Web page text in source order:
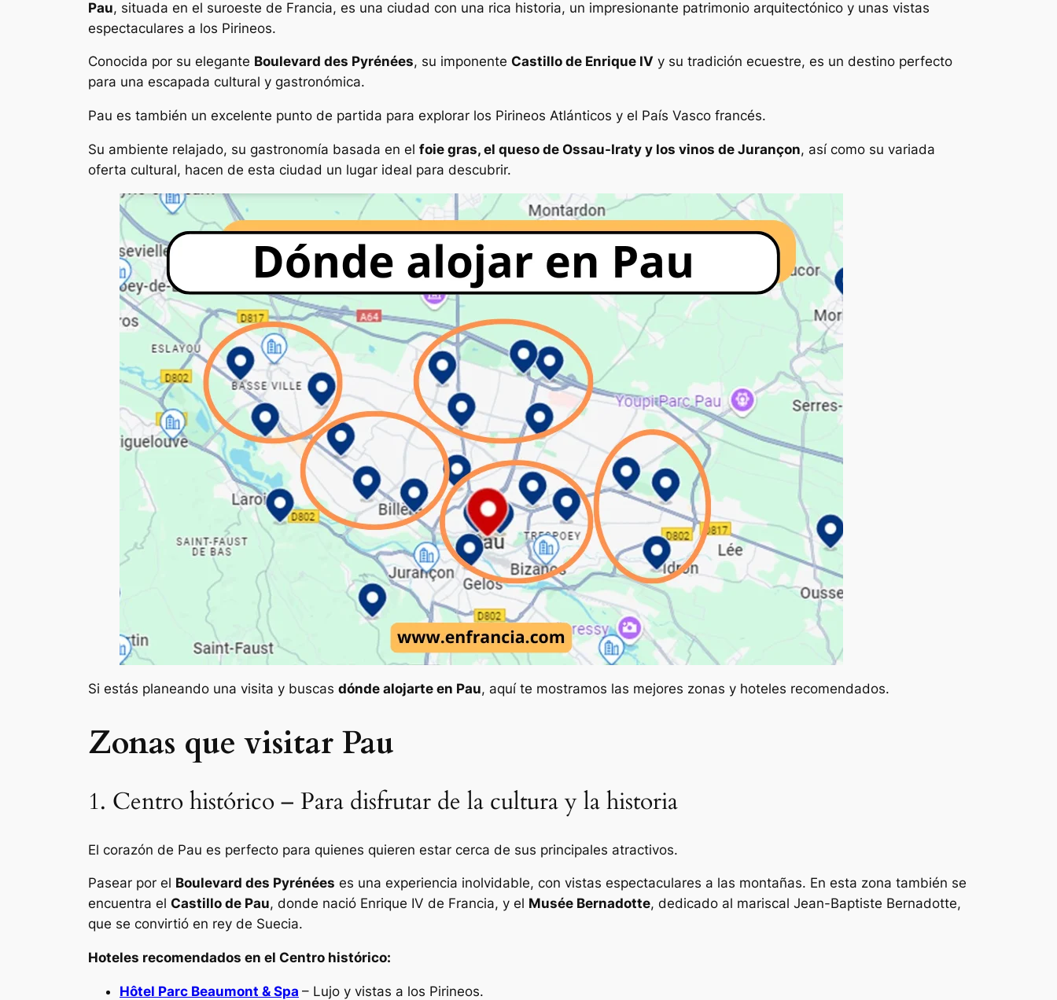
Pau, situada en el suroeste de Francia, es una ciudad con una rica historia, un impresionante patrimonio arquitectónico y unas vistas
espectaculares a los Pirineos.
Conocida por su elegante Boulevard des Pyrénées, su imponente Castillo de Enrique IV y su tradición ecuestre, es un destino perfecto
para una escapada cultural y gastronómica.
Pau es también un excelente punto de partida para explorar los Pirineos Atlánticos y el País Vasco francés.
Su ambiente relajado, su gastronomía basada en el foie gras, el queso de Ossau-Iraty y los vinos de Jurançon, así como su variada
oferta cultural, hacen de esta ciudad un lugar ideal para descubrir.
Si estás planeando una visita y buscas dónde alojarte en Pau, aquí te mostramos las mejores zonas y hoteles recomendados.
Zonas que visitar Pau
1. Centro histórico – Para disfrutar de la cultura y la historia
El corazón de Pau es perfecto para quienes quieren estar cerca de sus principales atractivos.
Pasear por el Boulevard des Pyrénées es una experiencia inolvidable, con vistas espectaculares a las montañas. En esta zona también se
encuentra el Castillo de Pau, donde nació Enrique IV de Francia, y el Musée Bernadotte, dedicado al mariscal Jean-Baptiste Bernadotte,
que se convirtió en rey de Suecia.
Hoteles recomendados en el Centro histórico:
Hôtel Parc Beaumont & Spa – Lujo y vistas a los Pirineos.